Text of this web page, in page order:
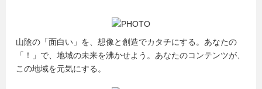
山陰の「面白い」を、想像と創造でカタチにする。あなたの
「！」で、地域の未来を沸かせよう。あなたのコンテンツが、
この地域を元気にする。